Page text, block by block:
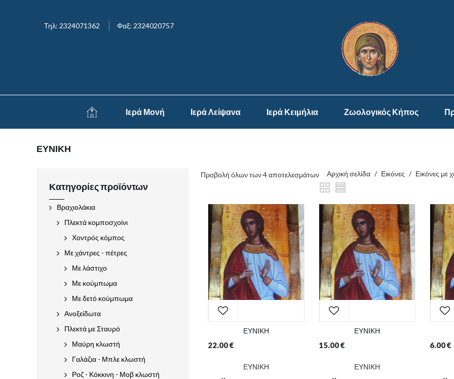
Τηλ: 2324071362 Φαξ: 2324020757
Ιερά Μονή Ιερά Λείψανα Ιερά Κειμήλια Ζωολογικός Κήπος
ΕΥΝΙΚΗ
Αρχική σελίδα / Εικόνες / Εικόνες με
Προβολή όλων των 4 αποτελεσμάτων
ΕΥΝΙΚΗ
22.00€
ΕΥΝΙΚΗ
ΕΥΝΙΚΗ
15.00€
ΕΥΝΙΚΗ
6.00€
Κατηγορίες προϊόντων
Βραχιολάκια
Πλεκτά κομποσχοίνι
Χοντρός κόμπος
Με χάντρες - πέτρες
Με λάστιχο
Με κούμπωμα
Με δετό κούμπωμα
Ανοξείδωτα
Πλεκτά με Σταυρό
Μαύρη κλωστή
Γαλάζια - Μπλε κλωστή
Ροζ - Κόκκινη - Μοβ κλωστή